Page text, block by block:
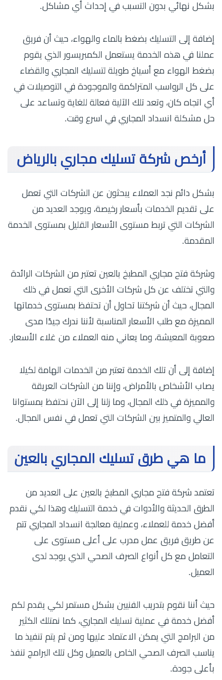
بشكل نهائي بدون التسبب في إحداث أي مشاكل.
إضافة إلى التسليك بضغط بالماء والهواء، حيث أن فريق
عملنا في هذه الخدمة يستعمل الكمبريسور الذي يقوم
بضغط الهواء مع أسياخ طويلة لتسليك المجاري والقضاء
على كل الرواسب المتراكمة والموجودة في التوصيلات في
أي اتجاه كان، وتعد تلك الآلية فعالة للغاية وتساعد على
حل مشكلة انسداد المجاري في اسرع وقت.
أرخص شركة تسليك مجاري بالرياض
بشكل دائم نجد العملاء يبحثون عن الشركات التي تعمل
على تقديم الخدمات بأسعار رخيصة، ويوجد العديد من
الشركات التي تربط مستوى الأسعار القليل بمستوى الخدمة
المقدمة.
وشركة فتح مجاري المطبخ بالعين تعتبر من الشركات الرائدة
والتي تختلف عن كل شركات الأخرى التي تعمل في ذلك
المجال، حيث أن شركتنا تحاول أن تحتفظ بمستوى خدماتها
المميزة مع طلب الأسعار المناسبة لأننا ندرك جيدًا مدى
صعوبة المعيشة، وما يعاني منه العملاء من غلاء الأسعار.
إضافة إلى أن تلك الخدمة تعتبر من الخدمات الهامة لكيلا
يصاب الأشخاص بالأمراض، وإننا من الشركات العريقة
والمميزة في ذلك المجال، وما زلنا إلى الآن نحتفظ بمستوانا
العالي والمتميز بين الشركات التي تعمل في نفس المجال.
ما هي طرق تسليك المجاري بالعين
تعتمد شركة فتح مجاري المطبخ بالعين على العديد من
الطرق الحديثة والأدوات في خدمة التسليك وهذا لكي نقدم
أفضل خدمة للعملاء، وعملية معالجة انسداد المجاري تتم
عن طريق فريق عمل مدرب على أعلى مستوى على
التعامل مع كل أنواع الصرف الصحي الذي يوجد لدى
العميل.
حيث أننا نقوم بتدريب الفنيين بشكل مستمر لكي يقدم لكم
أفضل خدمة في عملية تسليك المجاري، كما نمتلك الكثير
من البرامج التي يمكن الاعتماد عليها ومن ثم يتم تنفيذ ما
يناسب الصرف الصحي الخاص بالعميل وكل تلك البرامج تنفذ
بأعلى جودة.